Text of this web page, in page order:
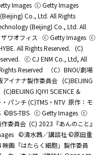
Images ⓒ Getty Images
Co., Ltd. All Rights
(Beijing) Co., Ltd. All
ワオフィス ⓒ Getty Images ⓒ
All Rights Reserved. (C)
ⓒ CJ ENM Co., Ltd, All
Reserved
（C）BNOI/劇場
アイナナ製作委員会 (C)BEIJING
(C)BEIJING IQIYI SCIENCE &
パンチ (C)TMS・NTV 原作：モ
©BS-TBS ⓒ Getty Images ⓒ
委員会 (C) 2023『あんのこと』
©清水茜／講談社 ©原田重
画「はたらく細胞」製作委員